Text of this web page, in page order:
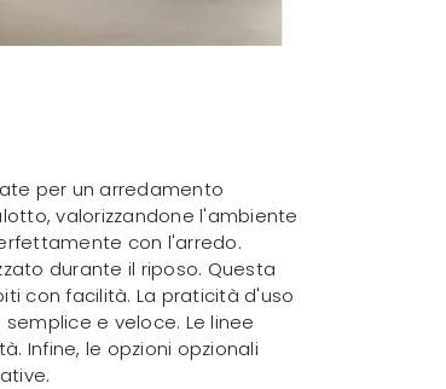
per un arredamento
valorizzandone l'ambiente
con l'arredo.
durante il riposo. Questa
con facilità. La praticità d'uso
e veloce. Le linee
Infine, le opzioni opzionali